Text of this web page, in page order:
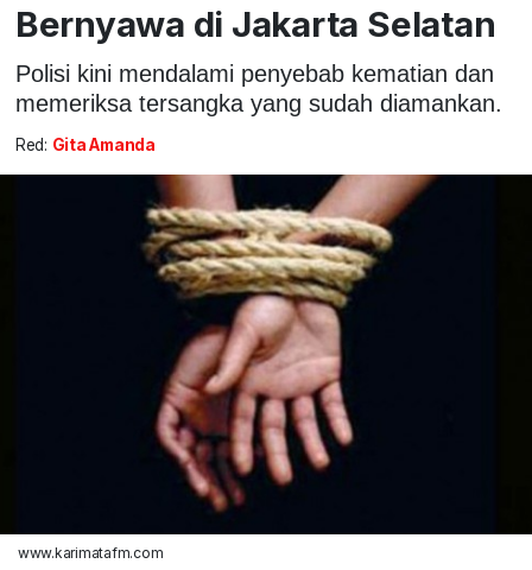
Bernyawa di Jakarta Selatan
Polisi kini mendalami penyebab kematian dan
memeriksa tersangka yang sudah diamankan.
Red: Gita Amanda
www.karimatafm.com